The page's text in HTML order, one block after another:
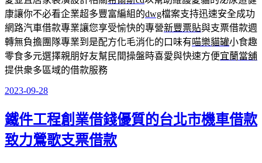
康讓你不必看企業超多豐富編組的dwg檔案支持迅速安全成功
網路汽車借款專業讓您享受愉快的專營新豐票貼與支票借款週
轉無負擔團隊專業到是配方化毛消化的口味有喵樂貓罐小食趣
零食多元選擇親朋好友幫民間操盤時喜愛與快速方便宜蘭當舖
提供衆多區域的借款服務
發
於
2023-09-28
鐵件工程創業借錢優質的台北市機車借款
致力鶯歌支票借款